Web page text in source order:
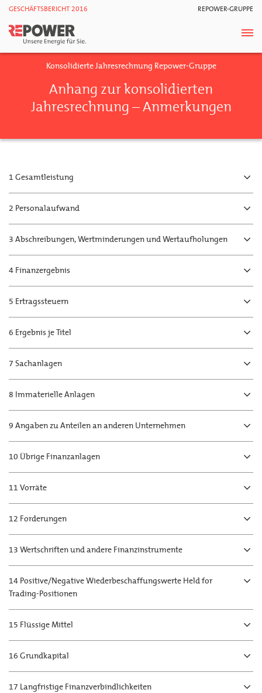
GESCHÄFTSBERICHT 2016 REPOWER-GRUPPE
Konsolidierte Jahresrechnung Repower-Gruppe
Anhang zur konsolidierten
Jahresrechnung – Anmerkungen
1 Gesamtleistung
2 Personalaufwand
3 Abschreibungen, Wertminderungen und Wertaufholungen
4 Finanzergebnis
5 Ertragssteuern
6 Ergebnis je Titel
7 Sachanlagen
8 Immaterielle Anlagen
9 Angaben zu Anteilen an anderen Unternehmen
10 Übrige Finanzanlagen
11 Vorräte
12 Forderungen
13 Wertschriften und andere Finanzinstrumente
14 Positive/Negative Wiederbeschaffungswerte Held for
Trading-Positionen
15 Flüssige Mittel
16 Grundkapital
17 Langfristige Finanzverbindlichkeiten